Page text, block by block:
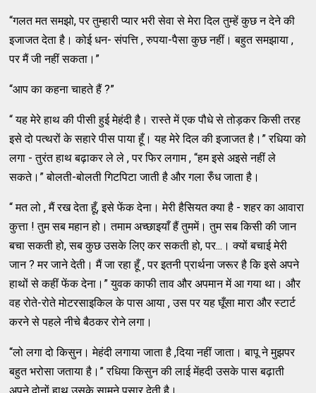
“गलत मत समझो, पर तुम्हारी प्यार भरी सेवा से मेरा दिल तुम्हें कुछ न देने की
इजाजत देता है। कोई धन- संपत्ति , रुपया-पैसा कुछ नहीं। बहुत समझाया ,
पर मैं जी नहीं सकता।”
“आप का कहना चाहते हैं ?”
“ यह मेरे हाथ की पीसी हुई मेहंदी है। रास्ते में एक पौधे से तोड़कर किसी तरह
इसे दो पत्थरों के सहारे पीस पाया हूँ। यह मेरे दिल की इजाजत है।” रधिया को
लगा - तुरंत हाथ बढ़ाकर ले ले , पर फिर लगाम , “हम इसे अइसे नहीं ले
सकते।” बोलती-बोलती गिटपिटा जाती है और गला रुँध जाता है।
“ मत लो , मैं रख देता हूँ, इसे फेंक देना। मेरी हैसियत क्या है - शहर का आवारा
कुत्ता ! तुम सब महान हो। तमाम अच्छाइयाँ हैं तुममें। तुम सब किसी की जान
बचा सकती हो, सब कुछ उसके लिए कर सकती हो, पर...। क्यों बचाई मेरी
जान ? मर जाने देती। मैं जा रहा हूँ , पर इतनी प्रार्थना जरूर है कि इसे अपने
हाथों से कहीं फेंक देना।” युवक काफी ताव और अपमान में आ गया था। और
वह रोते-रोते मोटरसाइकिल के पास आया , उस पर यह घूँसा मारा और स्टार्ट
करने से पहले नीचे बैठकर रोने लगा।
“लो लगा दो किसुन। मेहंदी लगाया जाता है ,दिया नहीं जाता। बापू ने मुझपर
बहुत भरोसा जताया है।” रधिया किसुन की लाई मेंहदी उसके पास बढ़ाती